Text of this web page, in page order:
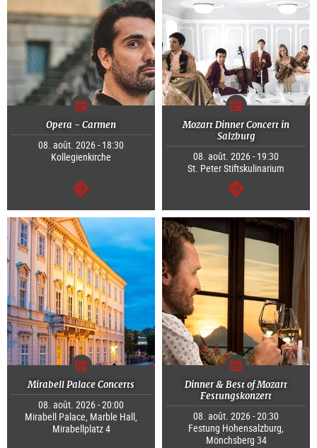
Opera - Carmen
08. août. 2026 - 18:30
Kollegienkirche
Continuer
Mozart Dinner Concert in
Salzburg
08. août. 2026 - 19:30
St. Peter Stiftskulinarium
Continuer
Mirabell Palace Concerts
08. août. 2026 - 20:00
Mirabell Palace, Marble Hall,
Mirabellplatz 4
Dinner & Best of Mozart
Festungskonzert
08. août. 2026 - 20:30
Festung Hohensalzburg,
Mönchsberg 34